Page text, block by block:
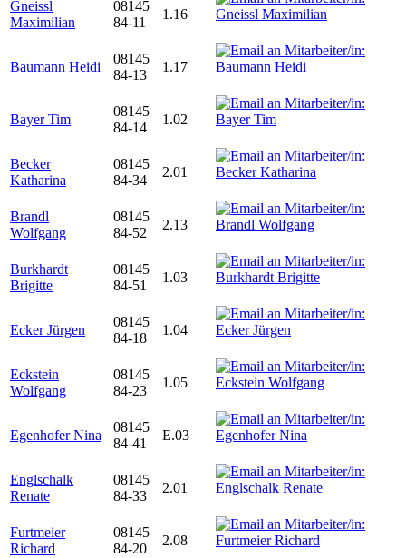
Gneissl
Maximilian
08145
84-11
1.16
Baumann Heidi
08145
84-13
1.17
Bayer Tim
08145
84-14
1.02
Becker
Katharina
08145
84-34
2.01
Brandl
Wolfgang
08145
84-52
2.13
Burkhardt
Brigitte
08145
84-51
1.03
Ecker Jürgen
08145
84-18
1.04
Eckstein
Wolfgang
08145
84-23
1.05
Egenhofer Nina
08145
84-41
E.03
Englschalk
Renate
08145
84-33
2.01
Furtmeier
Richard
08145
84-20
2.08